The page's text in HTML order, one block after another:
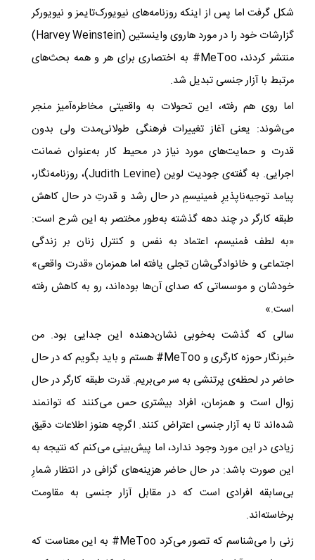
شکل گرفت اما پس از اینکه روزنامه‌های نیویورک‌تایمز و نیویورکر
گزارشات خود را در مورد هاروی واینستین (Harvey Weinstein)
منتشر کردند، #MeToo به اختصاری برای هر و همه‌ بحث‌های
مرتبط با آزار جنسی تبدیل شد.​ ​
اما روی هم رفته، این تحولات به واقعیتی مخاطره‌آمیز منجر
می‌شوند: یعنی آغاز تغییرات فرهنگی طولانی‌مدت ولی بدون
قدرت و حمایت‌های مورد نیاز در محیط کار به‌عنوان ضمانت
اجرایی. به گفته‌ی جودیت لوین (Judith Levine)، روزنامه‌نگار،
پیامد توجیه‌ناپذیرِ فمینیسمِ در حال رشد و قدرتِ در حال کاهش
طبقه کارگر در چند دهه گذشته به‌طور مختصر به این شرح است:
«به لطف فمنیسم، اعتماد به نفس و کنترل زنان بر زندگی
اجتماعی و خانوادگی‌شان تجلی یافته​ اما همزمان «قدرت واقعی»
خودشان و موسساتی که صدای آن‌ها بوده‌اند، رو به کاهش رفته
است.​»
سالی که گذشت به‌خوبی نشان‌دهنده‌ این جدایی بود. من
خبرنگار حوزه کارگری و #MeToo هستم و باید بگویم که در حال
حاضر در لحظه‌ی پرتنشی به سر می‌بریم. ​قدرت طبقه کارگر در حال
زوال است و همزمان، افراد بیشتری حس می‌کنند که توانمند
شده‌اند تا به آزار جنسی اعتراض کنند. اگرچه هنوز اطلاعات دقیق
زیادی در این مورد وجود ندارد، اما پیش‌بینی می‌کنم که نتیجه به
این صورت باشد: در حال حاضر هزینه‌های گزافی در انتظار شمارِ
بی‌سابقه‌ افرادی است که در مقابل آزار جنسی به مقاومت
برخاسته‌اند.
زنی را می‌شناسم که تصور می‌کرد #MeToo به این معناست که